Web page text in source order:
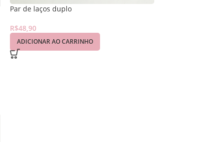
Par de laços duplo
R$48,90
ADICIONAR AO CARRINHO